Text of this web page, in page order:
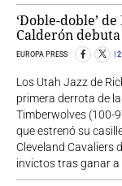
‘Doble-doble’
Calderón
EUROPA PRESS
Los Utah Jazz de
primera derrota de
Timberwolves (100-
que estrenó su
Cleveland Cavaliers
invictos tras ganar a